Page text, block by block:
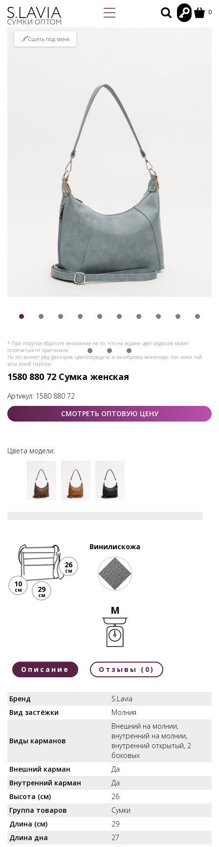
0
* При покупке обратите внимание на то, что на экране цвет изделия может
отличаться от оригинала.
На это влияет ряд факторов: цветопередача и калибровка монитора, тон кожи той
или иной партии.
Сшить под меня
1580 880 72 Сумка женская
Артикул: 1580 880 72
СМОТРЕТЬ ОПТОВУЮ ЦЕНУ
Цвета модели:
10
см
26
см
29
см
Винилискожа
M
Описание Отзывы (0)
Бренд
S.Lavia
Вид застёжки
Молния
Виды карманов
Внешний на молнии,
внутренний на молнии,
внутренний открытый, 2
боковых
Внешний карман
Да
Внутренний карман
Да
Высота (см)
26
Группа товаров
Сумки
Длина (см)
29
Длина дна
27